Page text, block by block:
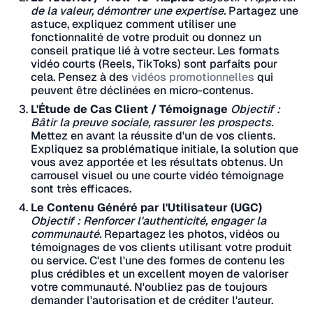
de la valeur, démontrer une expertise. Partagez une
astuce, expliquez comment utiliser une
fonctionnalité de votre produit ou donnez un
conseil pratique lié à votre secteur. Les formats
vidéo courts (Reels, TikToks) sont parfaits pour
cela. Pensez à des vidéos promotionnelles qui
peuvent être déclinées en micro-contenus.
L'Étude de Cas Client / Témoignage Objectif :
Bâtir la preuve sociale, rassurer les prospects.
Mettez en avant la réussite d'un de vos clients.
Expliquez sa problématique initiale, la solution que
vous avez apportée et les résultats obtenus. Un
carrousel visuel ou une courte vidéo témoignage
sont très efficaces.
Le Contenu Généré par l'Utilisateur (UGC)
Objectif : Renforcer l'authenticité, engager la
communauté. Repartagez les photos, vidéos ou
témoignages de vos clients utilisant votre produit
ou service. C'est l'une des formes de contenu les
plus crédibles et un excellent moyen de valoriser
votre communauté. N'oubliez pas de toujours
demander l'autorisation et de créditer l'auteur.